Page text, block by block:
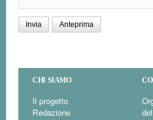
CHI SIAMO
Il progetto
Redazione